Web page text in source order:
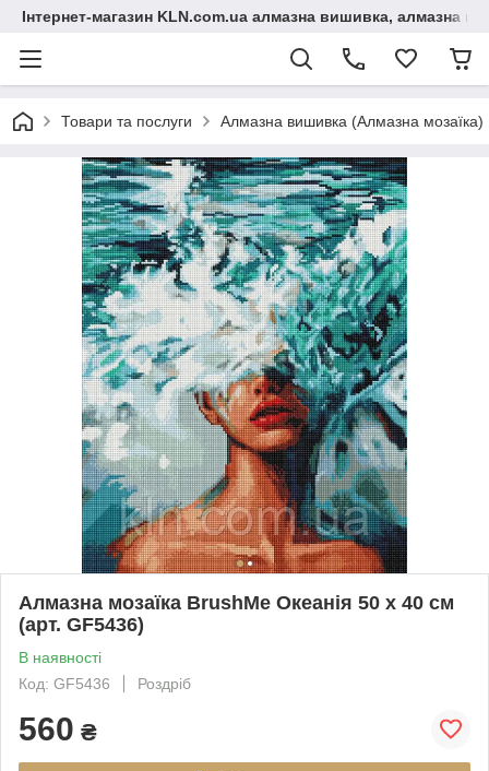
Інтернет-магазин KLN.com.ua алмазна вишивка, алмазна
Товари та послуги Алмазна вишивка (Алмазна мозаїка)
Алмазна мозаїка BrushMe Океанія 50 х 40 см
(арт. GF5436)
В наявності
Код: GF5436
Роздріб
560 ₴